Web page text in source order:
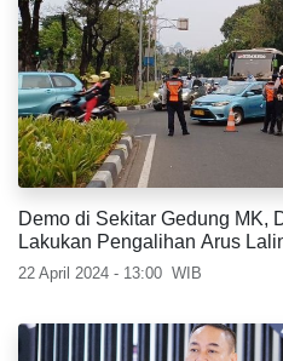
Demo di Sekitar Gedung MK,
Lakukan Pengalihan Arus
22 April 2024 - 13:00 WIB